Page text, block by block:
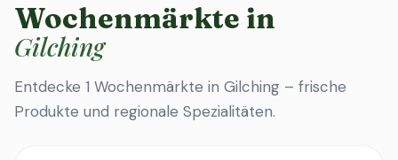
Wochenmärkte in
Gilching
Entdecke 1 Wochenmärkte in Gilching – frische
Produkte und regionale Spezialitäten.